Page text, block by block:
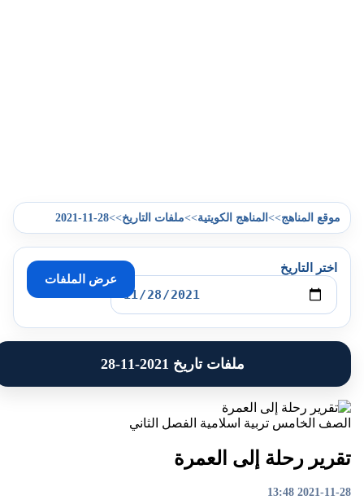
موقع المناهج>>المناهج الكويتية>>ملفات التاريخ>>
2021-11-28
اختر التاريخ
عرض الملفات
ملفات تاريخ 2021-11-28
الصف الخامس تربية اسلامية الفصل الثاني
تقرير رحلة إلى العمرة
2021-11-28 13:48